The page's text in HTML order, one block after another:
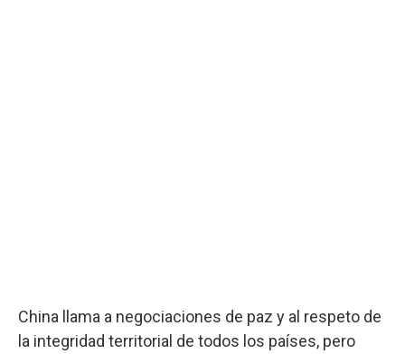
China llama a negociaciones de paz y al respeto de
la integridad territorial de todos los países, pero